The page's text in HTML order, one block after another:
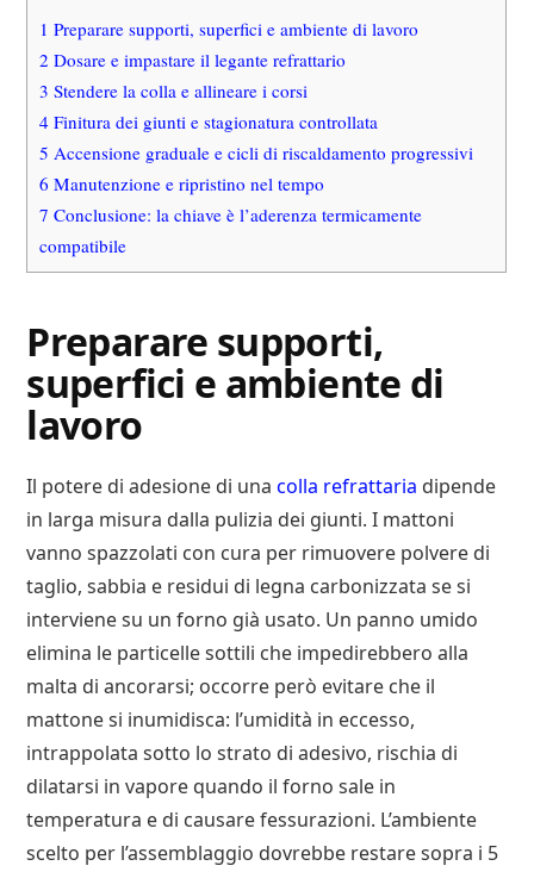
1 Preparare supporti, superfici e ambiente di lavoro
2 Dosare e impastare il legante refrattario
3 Stendere la colla e allineare i corsi
4 Finitura dei giunti e stagionatura controllata
5 Accensione graduale e cicli di riscaldamento progressivi
6 Manutenzione e ripristino nel tempo
7 Conclusione: la chiave è l’aderenza termicamente
compatibile
Preparare supporti,
superfici e ambiente di
lavoro
Il potere di adesione di unacolla refrattaria dipende
in larga misura dalla pulizia dei giunti. I mattoni
vanno spazzolati con cura per rimuovere polvere di
taglio, sabbia e residui di legna carbonizzata se si
interviene su un forno già usato. Un panno umido
elimina le particelle sottili che impedirebbero alla
malta di ancorarsi; occorre però evitare che il
mattone si inumidisca: l’umidità in eccesso,
intrappolata sotto lo strato di adesivo, rischia di
dilatarsi in vapore quando il forno sale in
temperatura e di causare fessurazioni. L’ambiente
scelto per l’assemblaggio dovrebbe restare sopra i 5